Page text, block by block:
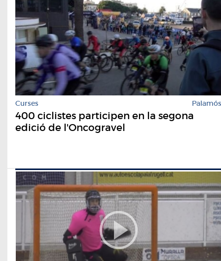
Curses Palamós
400 ciclistes participen en la segona
edició de l'Oncogravel